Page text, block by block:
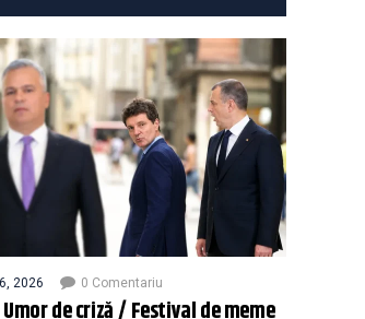
2026 0 Comentariu
Umor de criză / Festival de meme